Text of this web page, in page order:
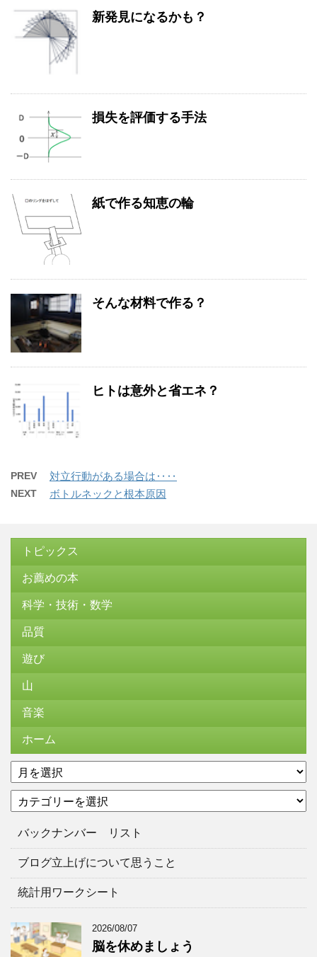
新発見になるかも？
損失を評価する手法
紙で作る知恵の輪
そんな材料で作る？
ヒトは意外と省エネ？
PREV 対立行動がある場合は‥‥
NEXT ボトルネックと根本原因
トピックス
お薦めの本
科学・技術・数学
品質
遊び
山
音楽
ホーム
ア
ー
イ
テ
リ
バックナンバー リスト
ブログ立上げについて思うこと
統計用ワークシート
2026/08/07
脳を休めましょう